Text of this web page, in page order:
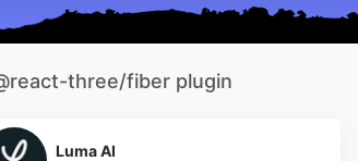
three/fiber plugin
Luma AI